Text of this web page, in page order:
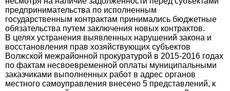
предпринимательства по исполненным
государственным контрактам принимались бюджетные
обязательства путем заключения новых контрактов.
В целях устранения выявленных нарушений закона и
восстановления прав хозяйствующих субъектов
Волжской межрайонной прокуратурой в 2015-2016 годах
по фактам несвоевременной оплаты муниципальными
заказчиками выполненных работ в адрес органов
местного самоуправления внесено 5 представлений, к